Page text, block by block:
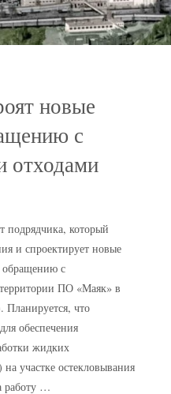
новые
с
отходами
подрядчика, который
и спроектирует новые
обращению с
ПО «Маяк» в
Планируется, что
обеспечения
жидких
участке остекловывания
работу …